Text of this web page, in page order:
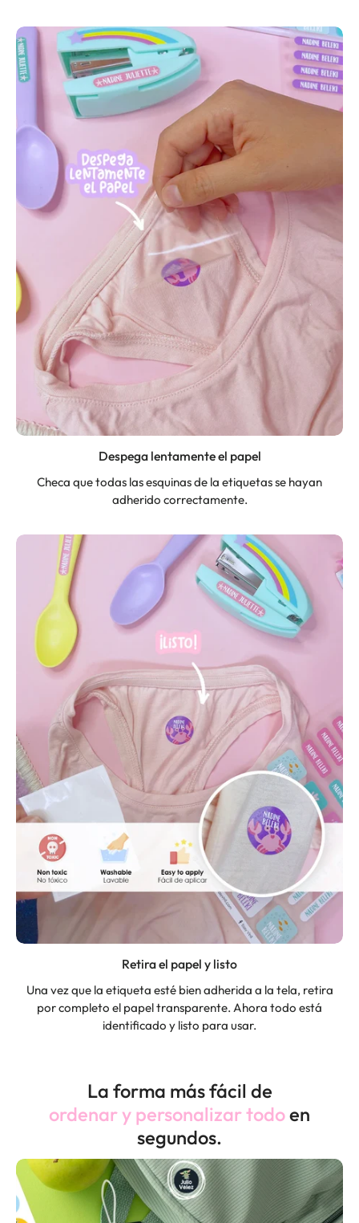
Despega lentamente el papel
Checa que todas las esquinas de la etiquetas se hayan
adherido correctamente.
Retira el papel y listo
Una vez que la etiqueta esté bien adherida a la tela, retira
por completo el papel transparente. Ahora todo está
identificado y listo para usar.
La forma más fácil de
ordenar y personalizar todoen
segundos.